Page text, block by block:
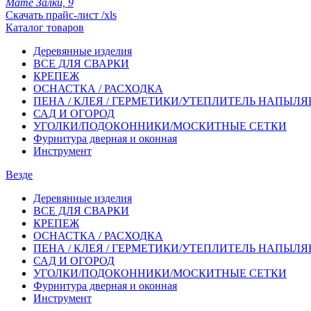
Скачать прайс-лист /xls
Каталог товаров
Деревянные изделия
ВСЕ ДЛЯ СВАРКИ
КРЕПЕЖ
ОСНАСТКА / РАСХОДКА
ПЕНА / КЛЕЯ / ГЕРМЕТИКИ/УТЕПЛИТЕЛЬ
САД И ОГОРОД
УГОЛКИ/ПОДОКОННИКИ/МОСКИТНЫЕ СЕТКИ
Фурнитура дверная и оконная
Инструмент
Везде
Деревянные изделия
ВСЕ ДЛЯ СВАРКИ
КРЕПЕЖ
ОСНАСТКА / РАСХОДКА
ПЕНА / КЛЕЯ / ГЕРМЕТИКИ/УТЕПЛИТЕЛЬ
САД И ОГОРОД
УГОЛКИ/ПОДОКОННИКИ/МОСКИТНЫЕ СЕТКИ
Фурнитура дверная и оконная
Инструмент